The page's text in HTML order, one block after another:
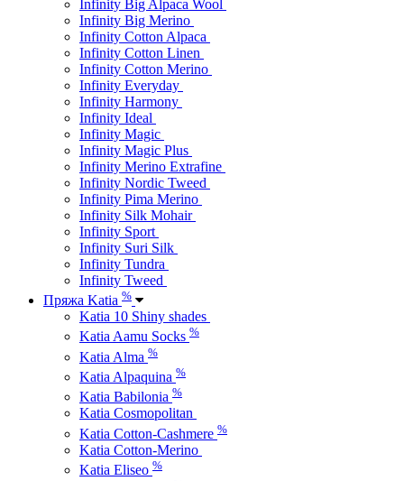
Infinity Big Alpaca Wool
Infinity Big Merino
Infinity Cotton Alpaca
Infinity Cotton Linen
Infinity Cotton Merino
Infinity Everyday
Infinity Harmony
Infinity Ideal
Infinity Magic
Infinity Magic Plus
Infinity Merino Extrafine
Infinity Nordic Tweed
Infinity Pima Merino
Infinity Silk Mohair
Infinity Sport
Infinity Suri Silk
Infinity Tundra
Infinity Tweed
Пряжа Katia %
Katia 10 Shiny shades
Katia Aamu Socks %
Katia Alma %
Katia Alpaquina %
Katia Babilonia %
Katia Cosmopolitan
Katia Cotton-Cashmere %
Katia Cotton-Merino
Katia Eliseo %